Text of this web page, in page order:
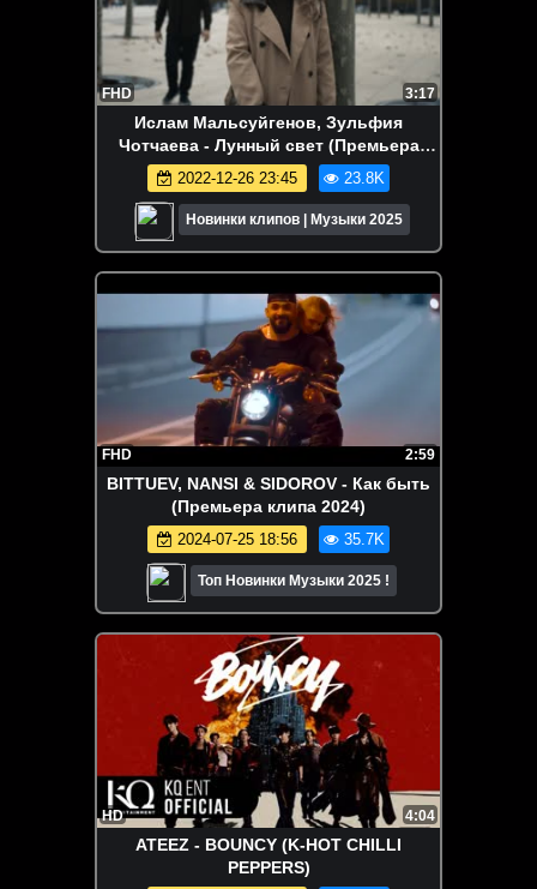
FHD 3:17
Ислам Мальсуйгенов, Зульфия
Чотчаева - Лунный свет (Премьера
клипа 2022)
2022-12-26 23:45 23.8K
Новинки клипов | Музыки 2025
FHD 2:59
BITTUEV, NANSI & SIDOROV - Как быть
(Премьера клипа 2024)
2024-07-25 18:56 35.7K
Топ Новинки Музыки 2025 !
HD 4:04
ATEEZ - BOUNCY (K-HOT CHILLI
PEPPERS)